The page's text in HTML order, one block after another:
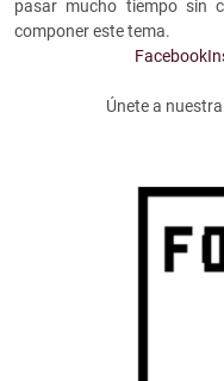
pasar mucho tiempo sin
componer este tema.
Facebook
Únete a